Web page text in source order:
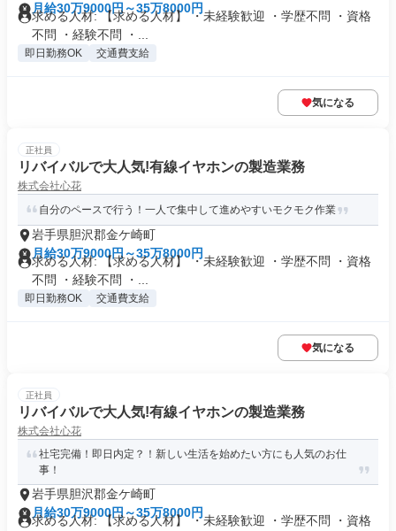
月給30万9000円～35万8000円
求める人材: 【求める人材】 ・未経験歓迎 ・学歴不問 ・資格
不問 ・経験不問 ・...
即日勤務OK 交通費支給
気になる
正社員
リバイバルで大人気!有線イヤホンの製造業務
株式会社心花
自分のペースで行う！一人で集中して進めやすいモクモク作業
岩手県胆沢郡金ケ崎町
月給30万9000円～35万8000円
求める人材: 【求める人材】 ・未経験歓迎 ・学歴不問 ・資格
不問 ・経験不問 ・...
即日勤務OK 交通費支給
気になる
正社員
リバイバルで大人気!有線イヤホンの製造業務
株式会社心花
社宅完備！即日内定？！新しい生活を始めたい方にも人気のお仕
事！
岩手県胆沢郡金ケ崎町
月給30万9000円～35万8000円
求める人材: 【求める人材】 ・未経験歓迎 ・学歴不問 ・資格